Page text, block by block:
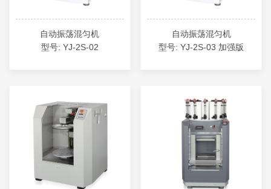
自动振荡混匀机
型号: YJ-2S-02
自动振荡混匀机
型号: YJ-2S-03 加强版